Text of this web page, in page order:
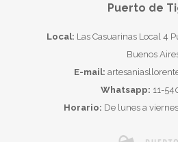
Puerto de
Local: Las Casuarinas Local 4
Buenos
E-mail:
Whatsapp: 11-
Horario: De lunes a